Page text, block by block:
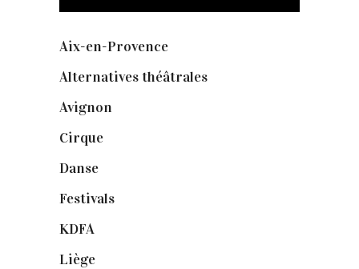
Aix-en-Provence
Alternatives théâtrales
Avignon
Cirque
Danse
Festivals
KDFA
Liège